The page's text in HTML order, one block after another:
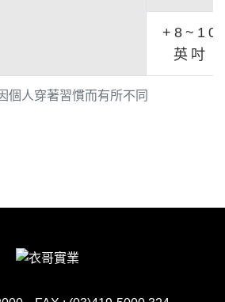
個人穿著習慣而有所不同
+8~10
英吋